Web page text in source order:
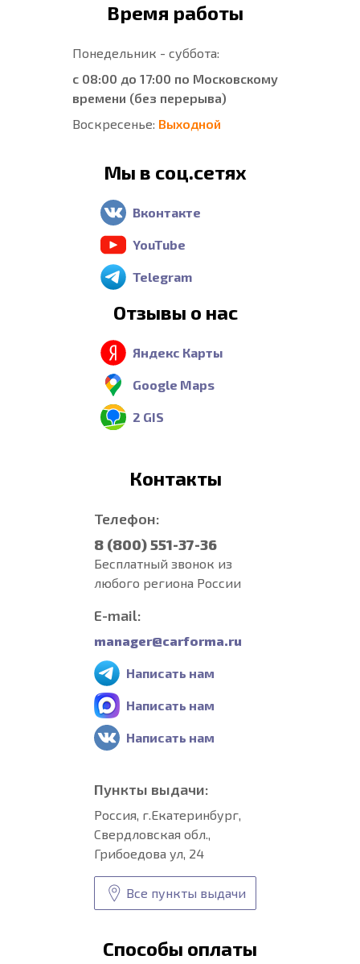
Время работы
Понедельник - суббота:
с 08:00 до 17:00 по Московскому
времени (без перерыва)
Воскресенье: Выходной
Мы в соц.сетях
Вконтакте
YouTube
Telegram
Отзывы о нас
Яндекс Карты
Google Maps
2 GIS
Контакты
Телефон:
8 (800) 551-37-36
Бесплатный звонок из
любого региона России
E-mail:
manager@carforma.ru
Написать нам
Написать нам
Написать нам
Пункты выдачи:
Россия, г.Екатеринбург,
Свердловская обл.,
Грибоедова ул, 24
Все пункты выдачи
Способы оплаты